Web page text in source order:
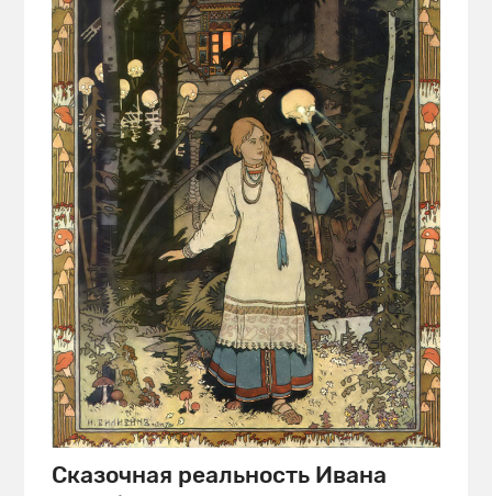
Сказочная реальность Ивана